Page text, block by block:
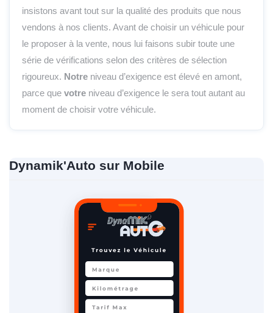
insistons avant tout sur la qualité des produits que nous
vendons à nos clients. Avant de choisir un véhicule pour
le proposer à la vente, nous lui faisons subir toute une
série de vérifications selon des critères de sélection
rigoureux. Notre niveau d’exigence est élevé en amont,
parce que votre niveau d’exigence le sera tout autant au
moment de choisir votre véhicule.
Dynamik'Auto sur Mobile